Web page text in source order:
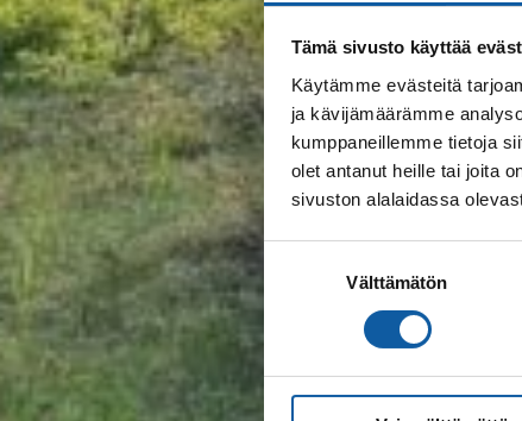
Tämä sivusto käyttää
Käytämme evästeitä
ja kävijämäärämme
kumppaneillemme tietoja
olet antanut heille tai joita
sivuston alalaidassa
Välttämätön